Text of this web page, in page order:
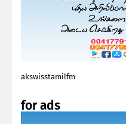
akswisstamilfm
for ads